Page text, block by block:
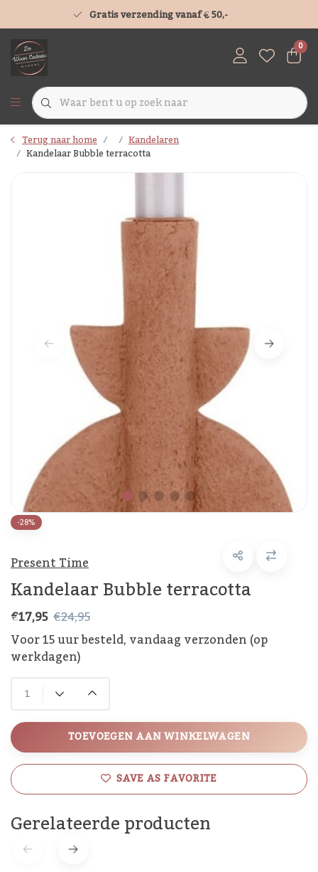
Gratis verzending vanaf € 50,-
0
Terug naar home Kandelaren
Kandelaar Bubble terracotta
-28%
Present Time
Kandelaar Bubble terracotta
€17,95 €24,95
Voor 15 uur besteld, vandaag verzonden (op
werkdagen)
TOEVOEGEN AAN WINKELWAGEN
SAVE AS FAVORITE
Gerelateerde producten